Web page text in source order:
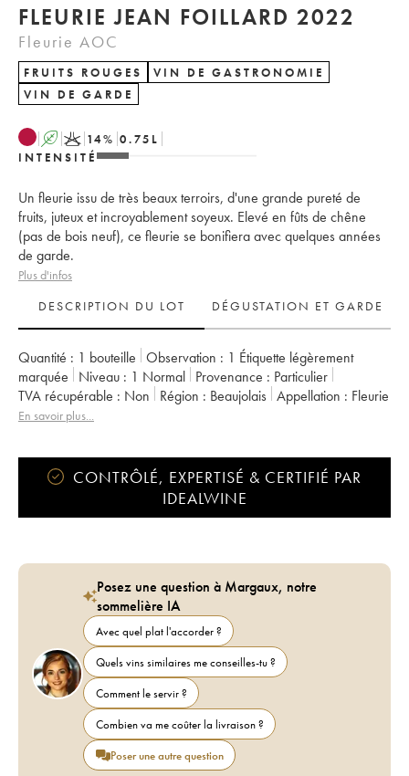
FLEURIE JEAN FOILLARD 2022
Fleurie AOC
FRUITS ROUGES
VIN DE GASTRONOMIE
VIN DE GARDE
A K 14% 0.75 L
INTENSITÉ
Un fleurie issu de très beaux terroirs, d'une grande pureté de
fruits, juteux et incroyablement soyeux. Elevé en fûts de chêne
(pas de bois neuf), ce fleurie se bonifiera avec quelques années
de garde.
Plus d'infos
DESCRIPTION DU LOT
DÉGUSTATION ET GARDE
Quantité : 1 bouteille Observation : 1 Étiquette légèrement
marquée
Niveau : 1 Normal Provenance : particulier
TVA récupérable :
non Région : Beaujolais Appellation :
Fleurie
Propriétaire :
En savoir plus...
CONTRÔLÉ, EXPERTISÉ & CERTIFIÉ PAR
IDEALWINE
Posez une question à Margaux, notre
sommelière IA
Avec quel plat l'accorder ?
Quels vins similaires me conseilles-tu ?
Comment le servir ?
Combien va me coûter la livraison ?
Poser une autre question